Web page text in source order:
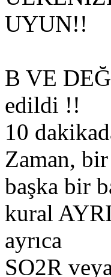
UYUN!!
B VE
edildi !!
10
Zaman,
başka bir
kural
ayrıca
SO2R